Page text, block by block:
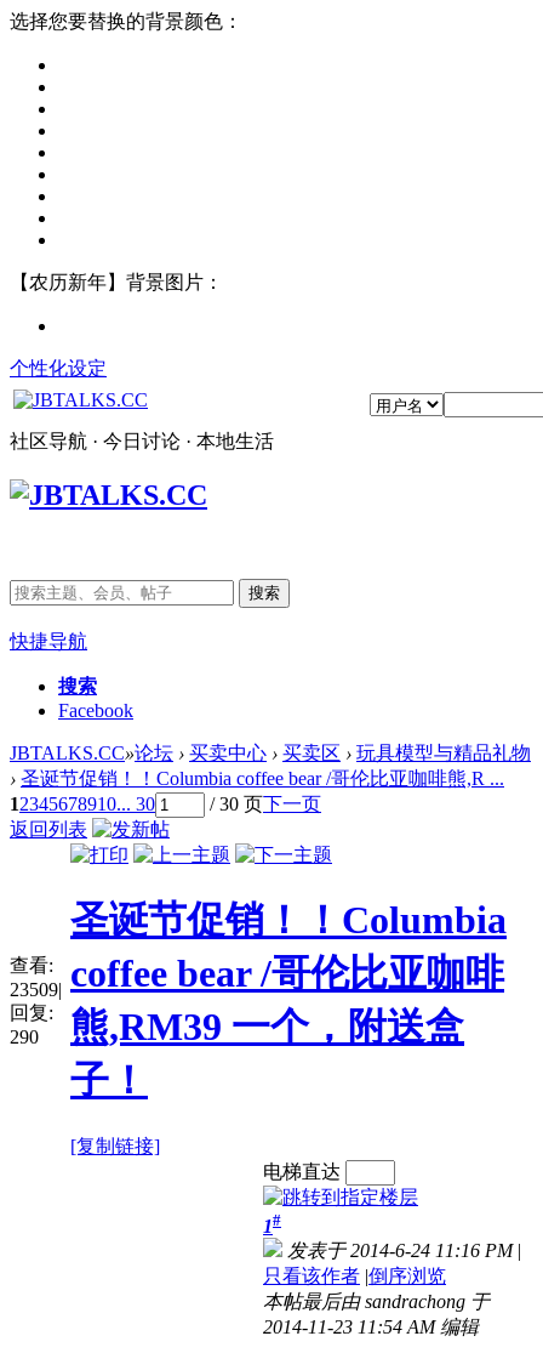
选择您要替换的背景颜色：
【农历新年】背景图片：
个性化设定
社区导航 · 今日讨论 · 本地生活
搜索
快捷导航
搜索
Facebook
JBTALKS.CC»论坛 › 买卖中心 › 买卖区 › 玩具模型与精品礼物
› 圣诞节促销！！Columbia coffee bear /哥伦比亚咖啡熊,R ...
12345678910... 30 / 30 页下一页
返回列表
查看:
23509|
回复:
290
圣诞节促销！！Columbia
coffee bear /哥伦比亚咖啡
熊,RM39 一个，附送盒
子！
[复制链接]
电梯直达
1#
发表于 2014-6-24 11:16 PM |
只看该作者 |倒序浏览
本帖最后由 sandrachong 于
2014-11-23 11:54 AM 编辑